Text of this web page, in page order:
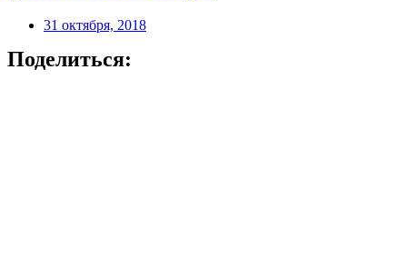
31 октября, 2018
Поделиться: